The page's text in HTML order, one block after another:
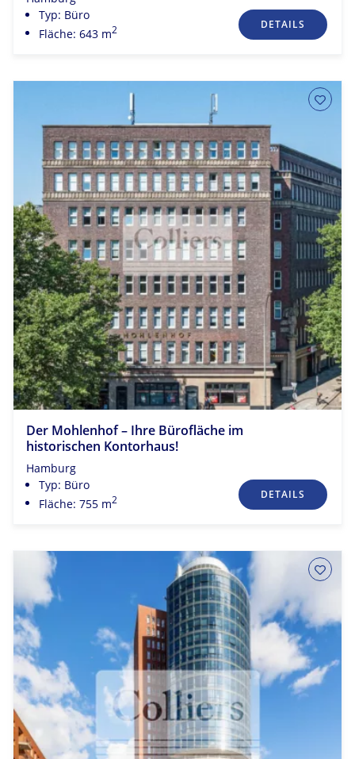
Typ: Büro
Fläche: 643 m2 DETAILS
Der Mohlenhof – Ihre Bürofläche im
historischen Kontorhaus!
Hamburg
Typ: Büro
Fläche: 755 m2 DETAILS